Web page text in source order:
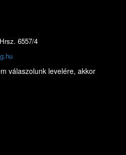
6557/4
válaszolunk levelére, akkor